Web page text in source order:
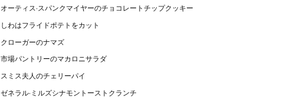
オーティス·スパンクマイヤーのチョコレートチップクッキー
しわはフライドポテトをカット
クローガーのナマズ
市場パントリーのマカロニサラダ
スミス夫人のチェリーパイ
ゼネラル·ミルズシナモントーストクランチ